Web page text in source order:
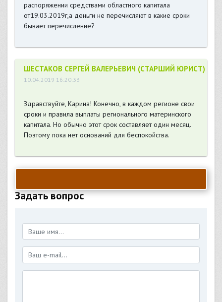
распоряжении средствами областного капитала
от19.03.2019г,а деньги не перечисляют в какие сроки
бывает перечисление?
ШЕСТАКОВ СЕРГЕЙ ВАЛЕРЬЕВИЧ (СТАРШИЙ ЮРИСТ)
10.04.2019 16:20:33
Здравствуйте, Карина! Конечно, в каждом регионе свои
сроки и правила выплаты регионального материнского
капитала. Но обычно этот срок составляет один месяц.
Поэтому пока нет оснований для беспокойства.
Задать вопрос